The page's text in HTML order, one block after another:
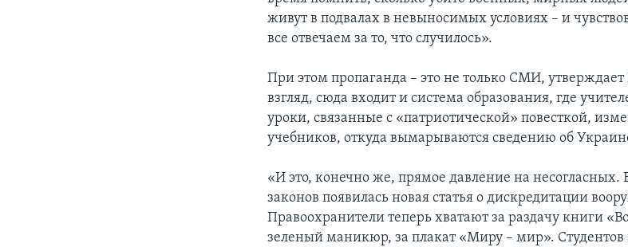
живут в подвалах в невыносимых условиях – и
все отвечаем за то, что случилось».
При этом пропаганда – это не только СМИ,
взгляд, сюда входит и система образования, где
уроки, связанные с «патриотической» повесткой,
учебников, откуда вымарываются сведению об
«И это, конечно же, прямое давление на несогласных.
законов появилась новая статья о дискредитации
Правоохранители теперь хватают за раздачу книги
зеленый маникюр, за плакат «Миру – мир». Студентов